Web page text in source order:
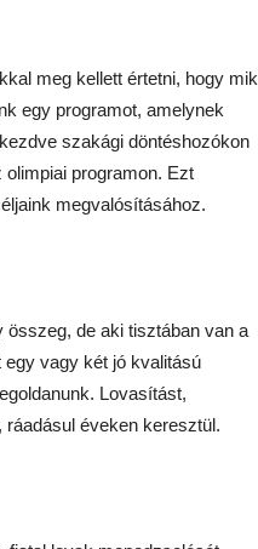
meg kellett értetni, hogy mik
egy programot, amelynek
szakági döntéshozókon
programon. Ezt
megvalósításához.
összeg, de aki tisztában van a
egy vagy két jó kvalitású
Lovasítást,
éveken keresztül.